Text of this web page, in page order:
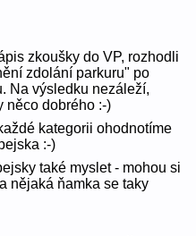
zkoušky do VP, rozhodli
zdolání parkuru" po
Na výsledku nezáleží,
něco dobrého :-)
kategorii ohodnotíme
:-)
také myslet - mohou si
nějaká ňamka se taky